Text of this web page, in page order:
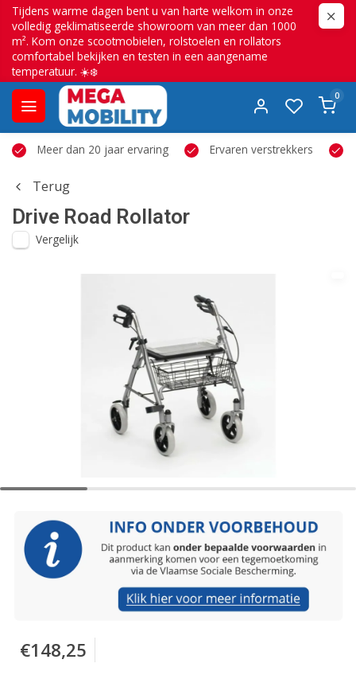
Tijdens warme dagen bent u van harte welkom in onze
volledig geklimatiseerde showroom van meer dan 1000
m². Kom onze scootmobielen, rolstoelen en rollators
comfortabel bekijken en testen in een aangename
temperatuur. ☀️❄️
0
Meer dan 20 jaar ervaring Ervaren verstrekkers
Terug
Drive Road Rollator
Vergelijk
€148,25